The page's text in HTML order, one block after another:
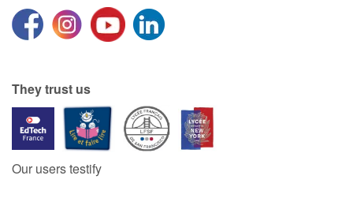
They trust us
Our users testify